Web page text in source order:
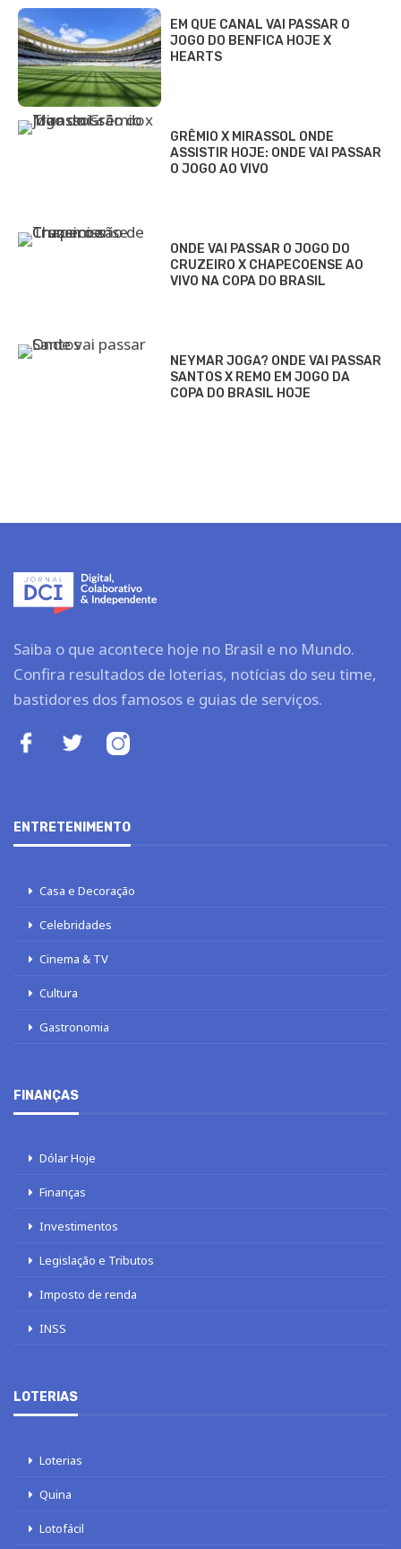
EM QUE CANAL VAI PASSAR O
JOGO DO BENFICA HOJE X
HEARTS
GRÊMIO X MIRASSOL ONDE
ASSISTIR HOJE: ONDE VAI PASSAR
O JOGO AO VIVO
ONDE VAI PASSAR O JOGO DO
CRUZEIRO X CHAPECOENSE AO
VIVO NA COPA DO BRASIL
NEYMAR JOGA? ONDE VAI PASSAR
SANTOS X REMO EM JOGO DA
COPA DO BRASIL HOJE
Saiba o que acontece hoje no Brasil e no Mundo.
Confira resultados de loterias, notícias do seu time,
bastidores dos famosos e guias de serviços.
ENTRETENIMENTO
Casa e Decoração
Celebridades
Cinema & TV
Cultura
Gastronomia
FINANÇAS
Dólar Hoje
Finanças
Investimentos
Legislação e Tributos
Imposto de renda
INSS
LOTERIAS
Loterias
Quina
Lotofácil